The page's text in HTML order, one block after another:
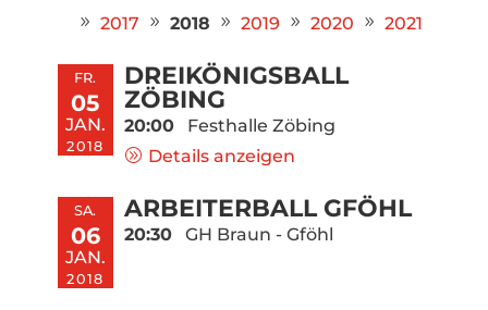
2017
2018 2019 2020 2021
FR.
05
JAN.
2018
DREIKÖNIGSBALL
ZÖBING
20:00
Festhalle Zöbing
Details anzeigen
SA.
06
JAN.
2018
ARBEITERBALL GFÖHL
20:30 GH Braun - Gföhl